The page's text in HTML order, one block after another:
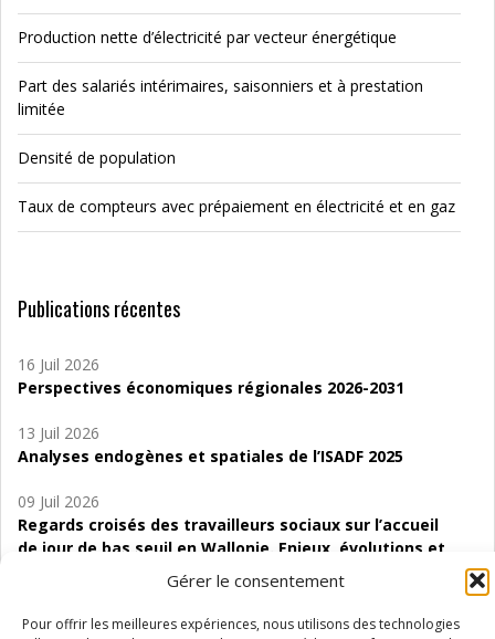
Gérer le consentement
Pour offrir les meilleures expériences, nous utilisons des technologies
Production nette d’électricité par vecteur énergétique
Part des salariés intérimaires, saisonniers et à prestation
limitée
Densité de population
Taux de compteurs avec prépaiement en électricité et en gaz
Publications récentes
16 Juil 2026
Perspectives économiques régionales 2026-2031
13 Juil 2026
Analyses endogènes et spatiales de l’ISADF 2025
09 Juil 2026
Regards croisés des travailleurs sociaux sur l’accueil
de jour de bas seuil en Wallonie. Enjeux, évolutions et
06 Juil 2026